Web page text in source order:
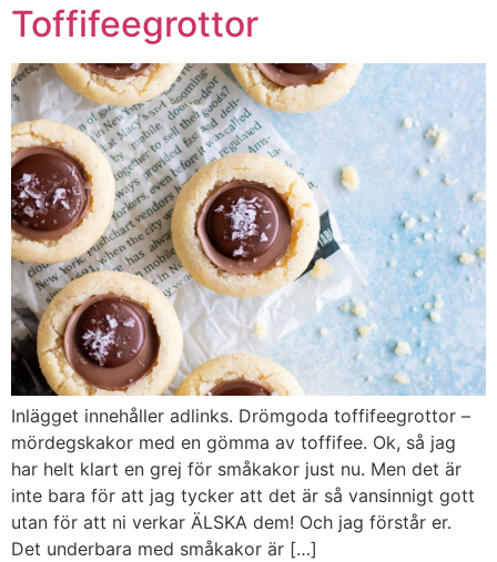
Toffifeegrottor
Inlägget innehåller adlinks. Drömgoda toffifeegrottor –
mördegskakor med en gömma av toffifee. Ok, så jag
har helt klart en grej för småkakor just nu. Men det är
inte bara för att jag tycker att det är så vansinnigt gott
utan för att ni verkar ÄLSKA dem! Och jag förstår er.
Det underbara med småkakor är […]